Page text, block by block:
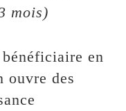
mois)
en
ouvre des